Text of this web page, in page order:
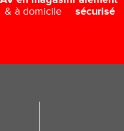
& à domicile
sécurisé